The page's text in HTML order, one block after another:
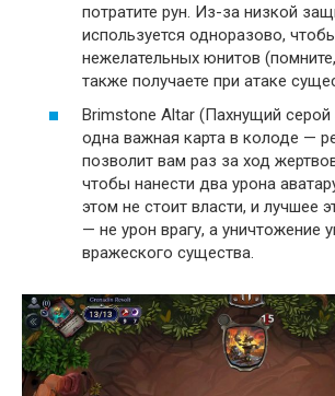
потратите рун. Из-за низкой
используется одноразово,
нежелательных юнитов
также получаете при атаке
Brimstone Altar (Пахнущий серой
одна важная карта в колоде —
позволит вам раз за ход
чтобы нанести два урона
этом не стоит власти, и лучшее
— не урон врагу, а уничтожение
вражеского существа.